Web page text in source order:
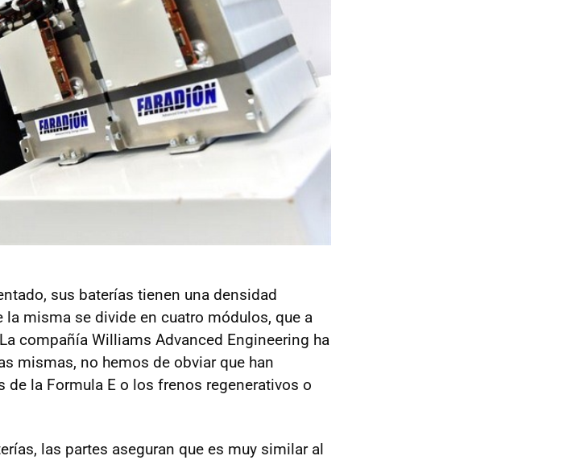
sus baterías tienen una densidad
la misma se divide en cuatro módulos, que a
compañía Williams Advanced Engineering ha
mismas, no hemos de obviar que han
la Formula E o los frenos regenerativos o
las partes aseguran que es muy similar al